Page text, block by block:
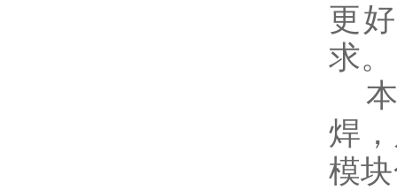
更
求。
焊
模